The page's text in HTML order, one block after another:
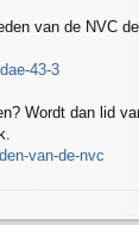
van de NVC
43-3
Wordt dan lid
van-de-nvc